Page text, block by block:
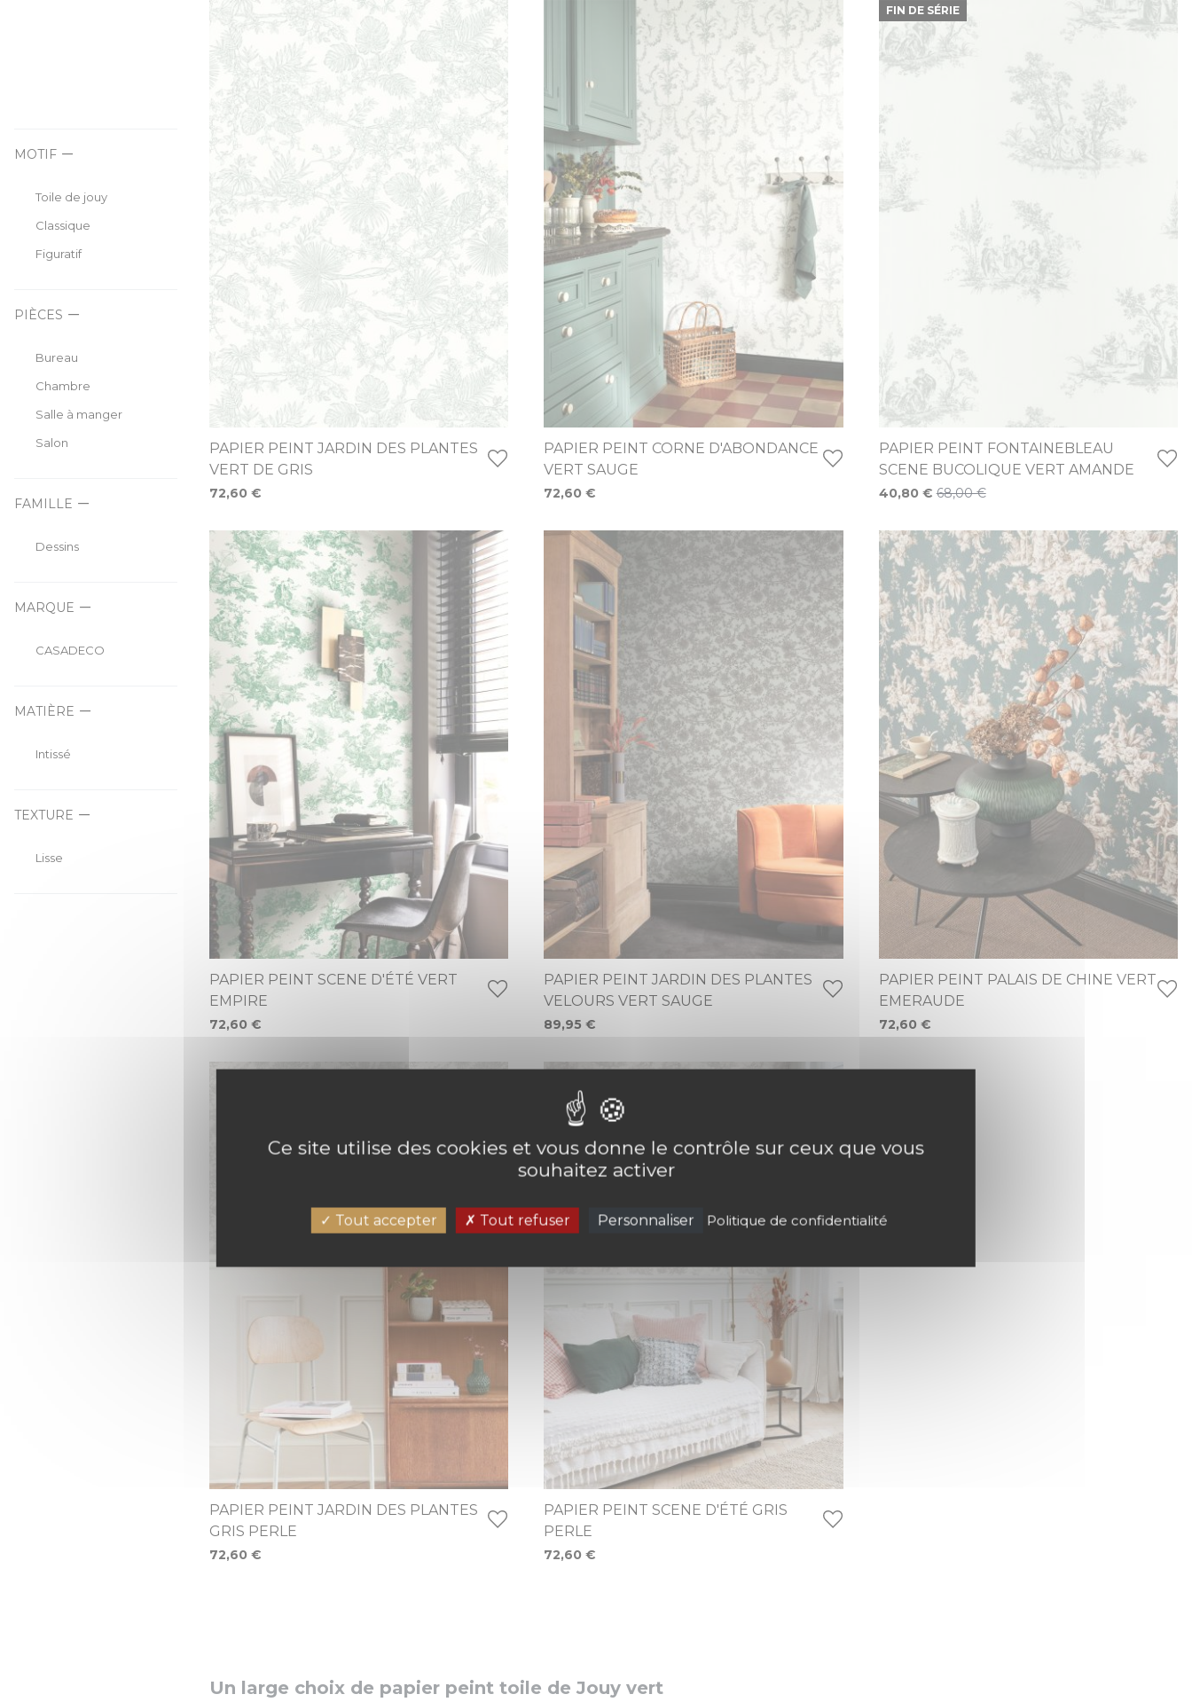
MOTIF
Toile de jouy
Classique
Figuratif
PIÈCES
Bureau
Chambre
Salle à manger
Salon
FAMILLE
Dessins
MARQUE
CASADECO
MATIÈRE
Intissé
TEXTURE
Lisse
PAPIER PEINT JARDIN DES PLANTES
VERT DE GRIS
72,60 €
PAPIER PEINT CORNE D'ABONDANCE
VERT SAUGE
72,60 €
FIN DE SÉRIE
PAPIER PEINT FONTAINEBLEAU
SCENE BUCOLIQUE VERT AMANDE
Prix Spécial
40,80 € 68,00 €
PAPIER PEINT SCENE D'ÉTÉ VERT
EMPIRE
72,60 €
PAPIER PEINT JARDIN DES PLANTES
VELOURS VERT SAUGE
89,95 €
PAPIER PEINT PALAIS DE CHINE VERT
EMERAUDE
72,60 €
PAPIER PEINT JARDIN DES PLANTES
GRIS PERLE
72,60 €
PAPIER PEINT SCENE D'ÉTÉ GRIS
PERLE
72,60 €
Un large choix de papier peint toile de Jouy vert
Ce site utilise des cookies et vous donne le contrôle sur ceux que vous
souhaitez activer
Tout accepter Tout refuser Personnaliser Politique de confidentialité